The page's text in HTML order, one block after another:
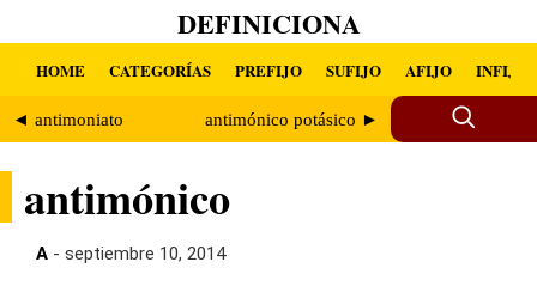
DEFINICIONA
HOME CATEGORÍAS PREFIJO SUFIJO AFIJO INFIJO
◄ antimoniato antimónico potásico ►
antimónico
A - septiembre 10, 2014